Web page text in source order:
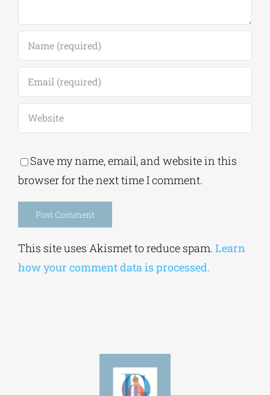
Save my name, email, and website in this
browser for the next time I comment.
This site uses Akismet to reduce spam. Learn
how your comment data is processed.